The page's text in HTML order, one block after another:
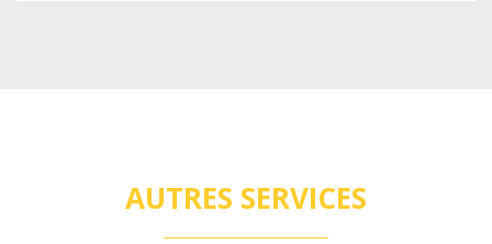
AUTRES SERVICES